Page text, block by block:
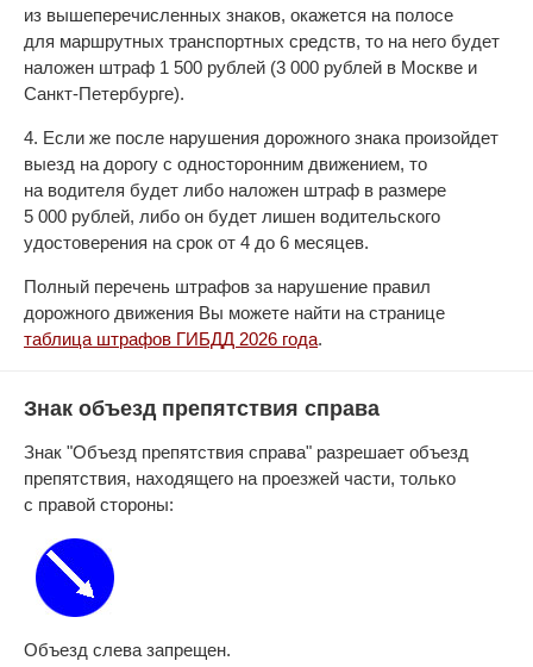
из вышеперечисленных знаков, окажется на полосе
для маршрутных транспортных средств, то на него будет
наложен штраф 1 500 рублей (3 000 рублей в Москве и
Санкт-Петербурге).
4. Если же после нарушения дорожного знака произойдет
выезд на дорогу с односторонним движением, то
на водителя будет либо наложен штраф в размере
5 000 рублей, либо он будет лишен водительского
удостоверения на срок от 4 до 6 месяцев.
Полный перечень штрафов за нарушение правил
дорожного движения Вы можете найти на странице
таблица штрафов ГИБДД 2026 года.
Знак объезд препятствия справа
Знак "Объезд препятствия справа" разрешает объезд
препятствия, находящего на проезжей части, только
с правой стороны:
Объезд слева запрещен.